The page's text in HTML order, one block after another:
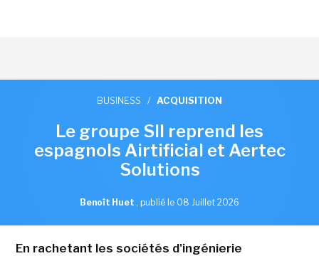
BUSINESS / ACQUISITION
Le groupe SII reprend les
espagnols Airtificial et Aertec
Solutions
Benoît Huet , publié le 08 Juillet 2026
En rachetant les sociétés d'ingénierie